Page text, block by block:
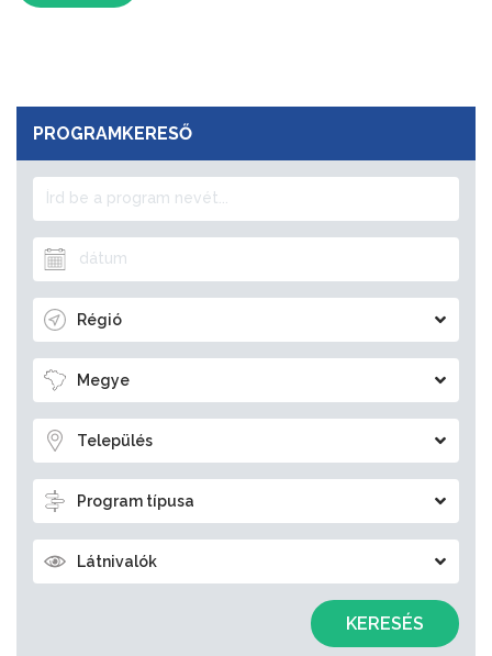
PROGRAMKERESŐ
Régió
Megye
Település
Program típusa
Látnivalók
KERESÉS